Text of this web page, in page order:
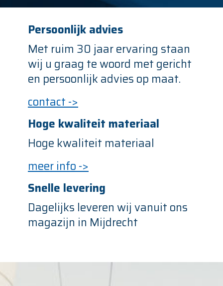
Persoonlijk advies
Met ruim 30 jaar ervaring staan
wij u graag te woord met gericht
en persoonlijk advies op maat.
contact ->
Hoge kwaliteit materiaal
Hoge kwaliteit materiaal
meer info ->
Snelle levering
Dagelijks leveren wij vanuit ons
magazijn in Mijdrecht